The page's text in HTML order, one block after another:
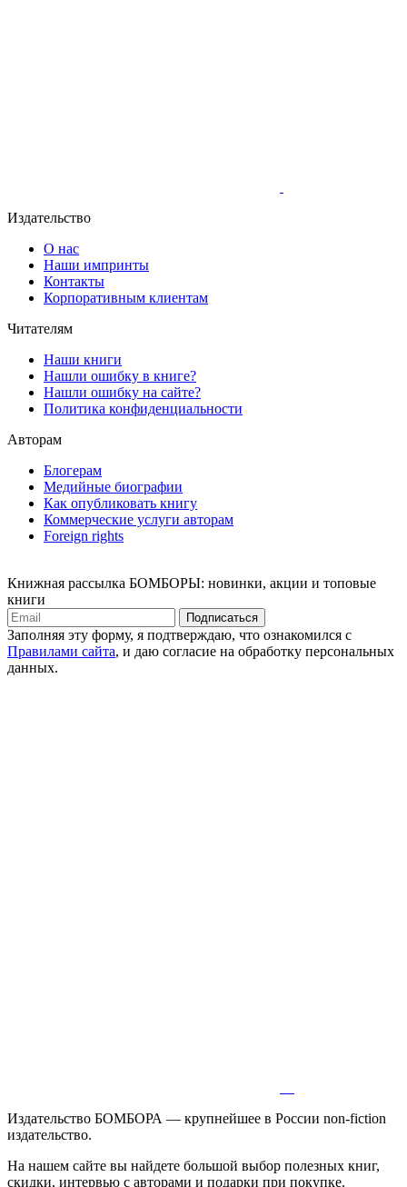
Издательство
О нас
Наши импринты
Контакты
Корпоративным клиентам
Читателям
Наши книги
Нашли ошибку в книге?
Нашли ошибку на сайте?
Политика конфиденциальности
Авторам
Блогерам
Медийные биографии
Как опубликовать книгу
Коммерческие услуги авторам
Foreign rights
Книжная рассылка БОМБОРЫ: новинки, акции и топовые
книги
Подписаться
Заполняя эту форму, я подтверждаю, что ознакомился с
Правилами сайта, и даю согласие на обработку персональных
данных.
Издательство БОМБОРА — крупнейшее в России non-fiction
издательство.
На нашем сайте вы найдете большой выбор полезных книг,
скидки, интервью с авторами и подарки при покупке.